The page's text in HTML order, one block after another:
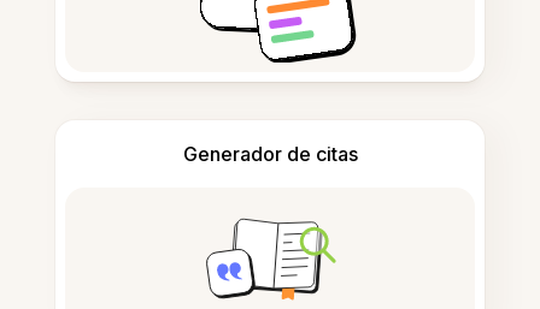
Generador de citas